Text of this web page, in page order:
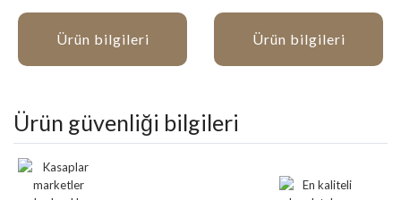
Ürün bilgileri Ürün bilgileri
Ürün güvenliği bilgileri